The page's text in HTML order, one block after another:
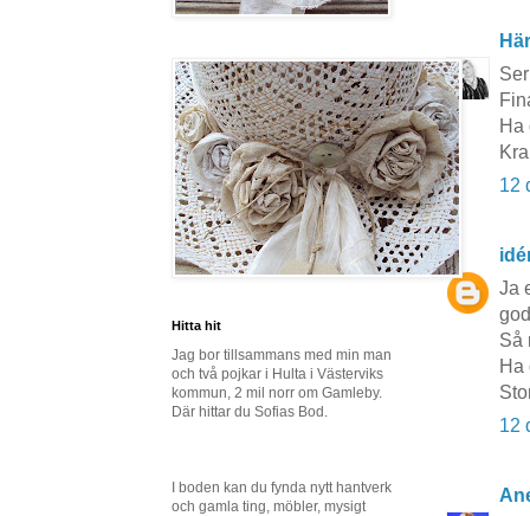
Ha
12
Ja
Så
Ha
12
Hitta hit
Jag bor tillsammans med min man
och två pojkar i Hulta i Västerviks
kommun, 2 mil norr om Gamleby.
Där hittar du Sofias Bod.
I boden kan du fynda nytt hantverk
och gamla ting, möbler, mysigt